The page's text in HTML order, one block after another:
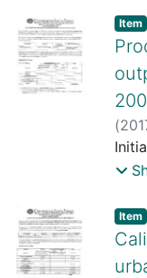
lac/
lac/
Item
Item,
(
Item
Item,